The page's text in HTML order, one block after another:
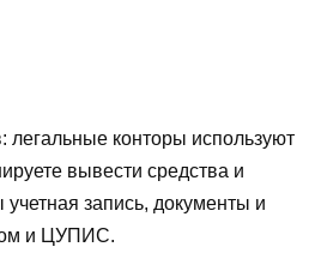
легальные конторы используют
вывести средства и
запись, документы и
и ЦУПИС.